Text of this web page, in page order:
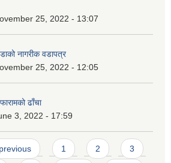
25, 2022 - 13:07
नागरीक वडापत्र
25, 2022 - 12:05
ढाँचा
3, 2022 - 17:59
1 2 3